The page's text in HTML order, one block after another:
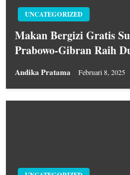
UNCATEGORIZED
Makan Bergizi Gratis
Prabowo-Gibran Raih
Andika Pratama Februari 8, 2025